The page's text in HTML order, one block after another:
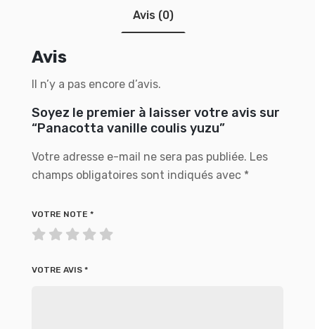
Avis (0)
Avis
Il n’y a pas encore d’avis.
Soyez le premier à laisser votre avis sur
“Panacotta vanille coulis yuzu”
Votre adresse e-mail ne sera pas publiée. Les
champs obligatoires sont indiqués avec *
VOTRE NOTE *
VOTRE AVIS *